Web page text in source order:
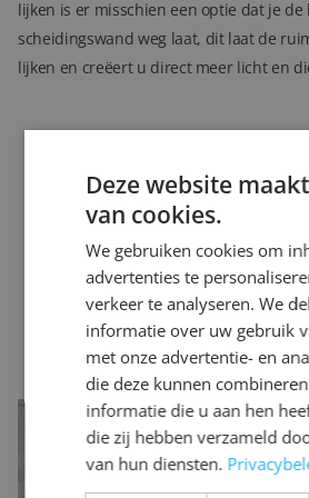
lijken is er misschien een optie dat je de
scheidingswand weg laat, dit laat de
lijken en creëert u direct meer licht en
Hoe minder meubilair, hoe
Een makkelijke (en goedkope) manier
Deze website
van cookies.
We gebruiken cookies om
advertenties te
verkeer te analyseren. We
informatie over uw gebruik
met onze advertentie- en
die deze kunnen
informatie die u aan hen
die zij hebben verzameld
van hun diensten.